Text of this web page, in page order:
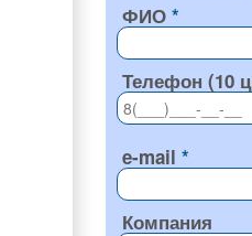
ФИО
Телефон (10
e-mail
Компания